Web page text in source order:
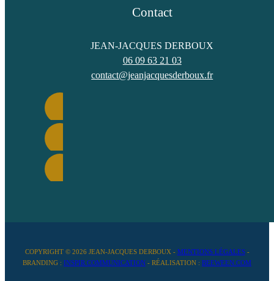
Contact
JEAN-JACQUES DERBOUX
06 09 63 21 03
contact@jeanjacquesderboux.fr
COPYRIGHT © 2026 JEAN-JACQUES DERBOUX - MENTIONS LÉGALES-
BRANDING : INSPIR COMMUNICATION - RÉALISATION : BEEWEEN.COM